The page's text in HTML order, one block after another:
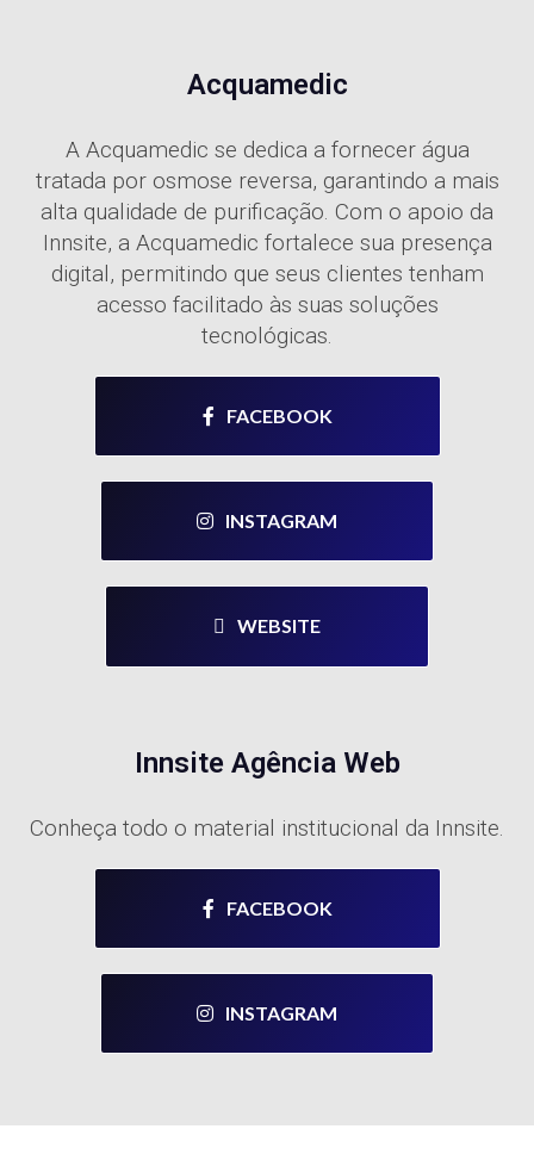
Acquamedic
A Acquamedic se dedica a fornecer água
tratada por osmose reversa, garantindo a mais
alta qualidade de purificação. Com o apoio da
Innsite, a Acquamedic fortalece sua presença
digital, permitindo que seus clientes tenham
acesso facilitado às suas soluções
tecnológicas.
FACEBOOK
INSTAGRAM
WEBSITE
Innsite Agência Web
Conheça todo o material institucional da Innsite.
FACEBOOK
INSTAGRAM